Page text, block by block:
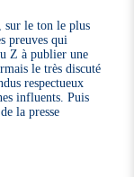
sur le ton le plus
preuves qui
Z à publier une
le très discuté
respectueux
influents. Puis
la presse